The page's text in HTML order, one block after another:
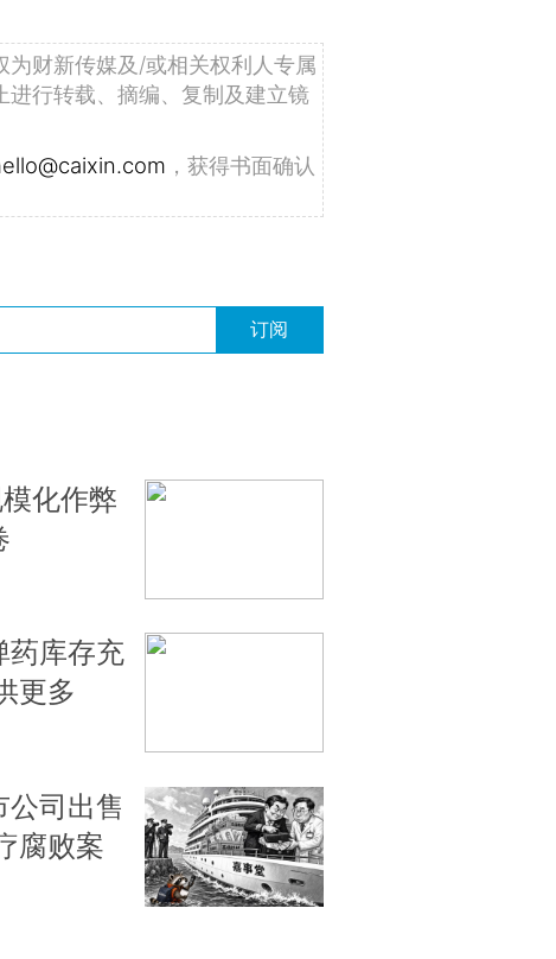
为财新传媒及/或相关权利人专属
进行转载、摘编、复制及建立镜
，获得书面确认
订阅
化作弊
药库存充
更多
公司出售
腐败案